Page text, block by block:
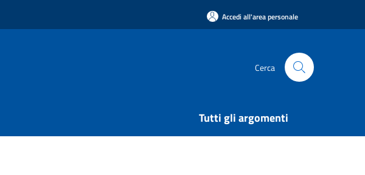
Accedi all'area personale
Cerca
Tutti gli argomenti